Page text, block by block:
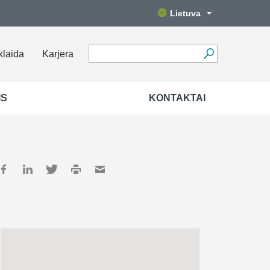
Lietuva
Karjera
KONTAKTAI